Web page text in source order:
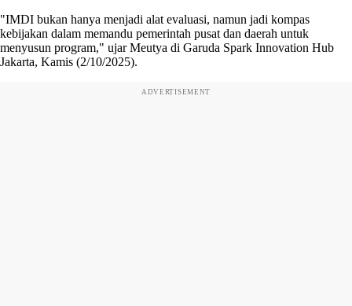
"IMDI bukan hanya menjadi alat evaluasi, namun jadi kompas
kebijakan dalam memandu pemerintah pusat dan daerah untuk
menyusun program," ujar Meutya di Garuda Spark Innovation Hub
Jakarta, Kamis (2/10/2025).
ADVERTISEMENT